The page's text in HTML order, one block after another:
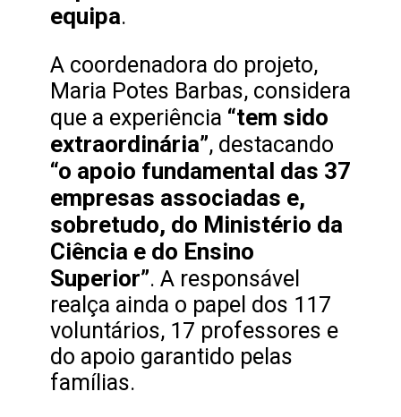
equipa.
A coordenadora do projeto,
Maria Potes Barbas, considera
que a experiência “tem sido
extraordinária”, destacando
“o apoio fundamental das 37
empresas associadas e,
sobretudo, do Ministério da
Ciência e do Ensino
Superior”. A responsável
realça ainda o papel dos 117
voluntários, 17 professores e
do apoio garantido pelas
famílias.